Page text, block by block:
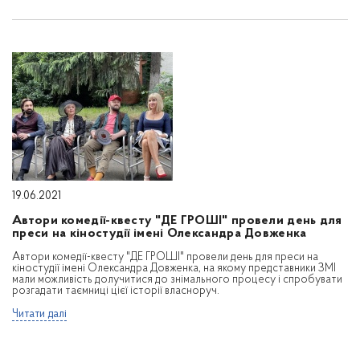
19.06.2021
Автори комедії-квесту "ДЕ ГРОШІ" провели день для
преси на кіностудії імені Олександра Довженка
Автори комедії-квесту "ДЕ ГРОШІ" провели день для преси на
кіностудії імені Олександра Довженка, на якому представники ЗМІ
мали можливість долучитися до знімального процесу і спробувати
розгадати таємниці цієї історії власноруч.
Читати далі